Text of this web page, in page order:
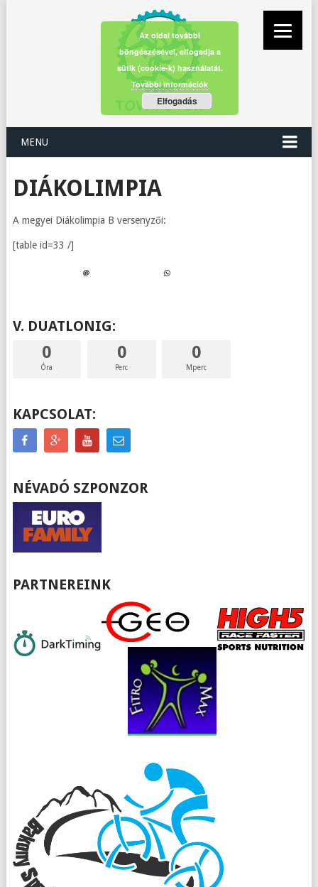
MENU
DIÁKOLIMPIA
A megyei Diákolimpia B versenyzői:
[table id=33 /]
V. DUATLONIG:
0
Óra
0
Perc
0
Mperc
KAPCSOLAT:
NÉVADÓ SZPONZOR
PARTNEREINK
Az oldal további
böngészésével, elfogadja a
sütik (cookie-k) használatát.
További információk
Elfogadás